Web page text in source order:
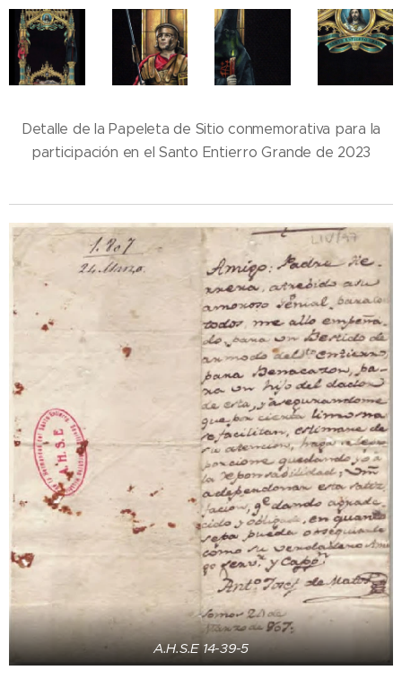
Detalle de la Papeleta de Sitio conmemorativa para la
participación en el Santo Entierro Grande de 2023
A.H.S.E 14-39-5